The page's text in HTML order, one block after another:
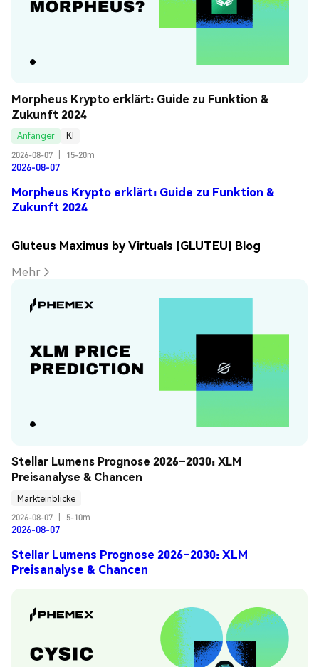
Morpheus Krypto erklärt: Guide zu Funktion &
Zukunft 2024
Anfänger
KI
2026-08-07
15-20m
2026-08-07
Morpheus Krypto erklärt: Guide zu Funktion &
Zukunft 2024
Gluteus Maximus by Virtuals (GLUTEU) Blog
Mehr
Stellar Lumens Prognose 2026–2030: XLM
Preisanalyse & Chancen
Markteinblicke
2026-08-07
5-10m
2026-08-07
Stellar Lumens Prognose 2026–2030: XLM
Preisanalyse & Chancen